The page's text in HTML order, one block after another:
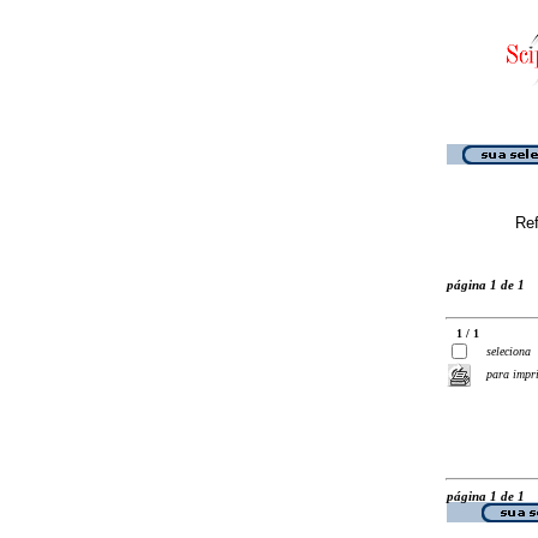
página 1 de 1
1 / 1
seleciona
para
página 1 de 1